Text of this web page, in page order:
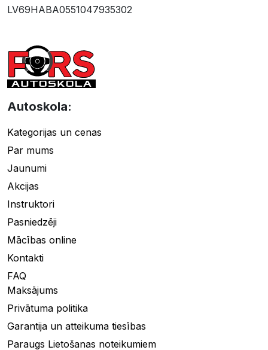
LV69HABA0551047935302
Autoskola:
Kategorijas un cenas
Par mums
Jaunumi
Akcijas
Instruktori
Pasniedzēji
Mācības online
Kontakti
FAQ
Maksājums
Privātuma politika
Garantija un atteikuma tiesības
Paraugs Lietošanas noteikumiem